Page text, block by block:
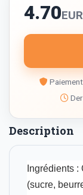
4.70EUR
Description
Ingrédients
(sucre,